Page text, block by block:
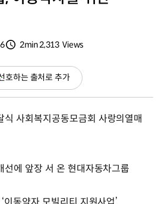
2min2,313 Views
호하는 출처로 추가(새
창
식 사회복지공동모금회 사랑의열매
선에 앞장 서 온 현대자동차그룹